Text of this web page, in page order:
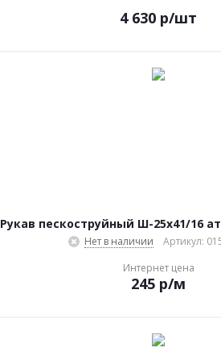
4 630 р/шт
Рукав пескоструйный Ш-25х41/16
Нет в наличии
Артикул:
Интернет цена
245 р/м